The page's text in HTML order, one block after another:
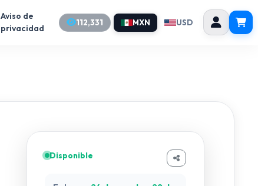
Aviso de
privacidad
112,331 MXN USD
Disponible